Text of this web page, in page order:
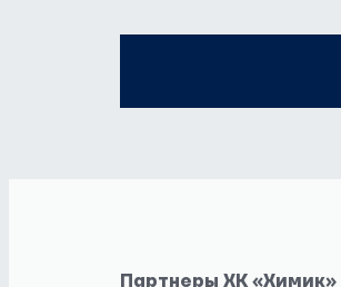
Партнеры ХК